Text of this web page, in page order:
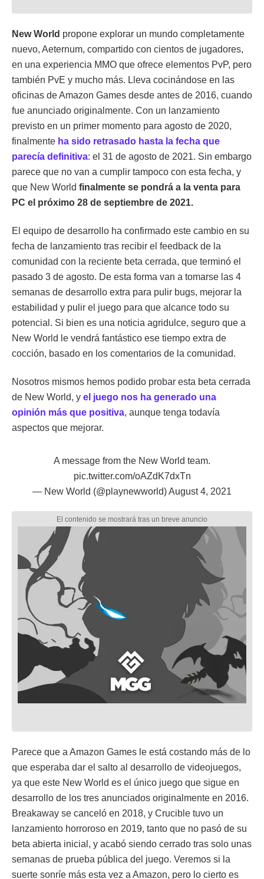
New World propone explorar un mundo completamente
nuevo, Aeternum, compartido con cientos de jugadores,
en una experiencia MMO que ofrece elementos PvP, pero
también PvE y mucho más. Lleva cocinándose en las
oficinas de Amazon Games desde antes de 2016, cuando
fue anunciado originalmente. Con un lanzamiento
previsto en un primer momento para agosto de 2020,
finalmente ha sido retrasado hasta la fecha que
parecía definitiva: el 31 de agosto de 2021. Sin embargo
parece que no van a cumplir tampoco con esta fecha, y
que New World finalmente se pondrá a la venta para
PC el próximo 28 de septiembre de 2021.
El equipo de desarrollo ha confirmado este cambio en su
fecha de lanzamiento tras recibir el feedback de la
comunidad con la reciente beta cerrada, que terminó el
pasado 3 de agosto. De esta forma van a tomarse las 4
semanas de desarrollo extra para pulir bugs, mejorar la
estabilidad y pulir el juego para que alcance todo su
potencial. Si bien es una noticia agridulce, seguro que a
New World le vendrá fantástico ese tiempo extra de
cocción, basado en los comentarios de la comunidad.
Nosotros mismos hemos podido probar esta beta cerrada
de New World, y el juego nos ha generado una
opinión más que positiva, aunque tenga todavía
aspectos que mejorar.
A message from the New World team.
pic.twitter.com/oAZdK7dxTn
— New World (@playnewworld)August 4, 2021
Parece que a Amazon Games le está costando más de lo
que esperaba dar el salto al desarrollo de videojuegos,
ya que este New World es el único juego que sigue en
desarrollo de los tres anunciados originalmente en 2016.
Breakaway se canceló en 2018, y Crucible tuvo un
lanzamiento horroroso en 2019, tanto que no pasó de su
beta abierta inicial, y acabó siendo cerrado tras solo unas
semanas de prueba pública del juego. Veremos si la
suerte sonríe más esta vez a Amazon, pero lo cierto es